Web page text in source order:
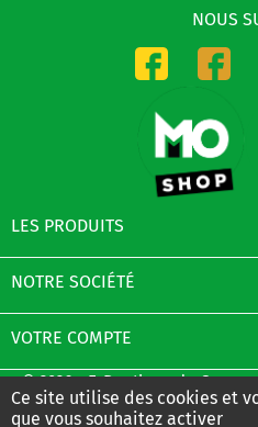
NOUS
Facebook-
LES PRODUITS
NOTRE SOCIÉTÉ
VOTRE COMPTE
© 2026 - E-Boutique du
Ce site utilise des cookies et
que vous souhaitez activer